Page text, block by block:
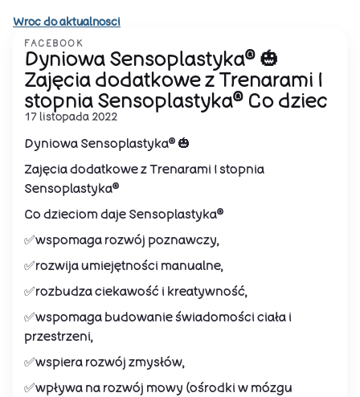
Wroc do aktualnosci
FACEBOOK
Dyniowa Sensoplastyka® 🎃
Zajęcia dodatkowe z Trenarami I
stopnia Sensoplastyka® Co dziec
17 listopada 2022
Dyniowa Sensoplastyka® 🎃
Zajęcia dodatkowe z Trenarami I stopnia
Sensoplastyka®
Co dzieciom daje Sensoplastyka®
✅wspomaga rozwój poznawczy,
✅rozwija umiejętności manualne,
✅rozbudza ciekawość i kreatywność,
✅wspomaga budowanie świadomości ciała i
przestrzeni,
✅wspiera rozwój zmysłów,
✅wpływa na rozwój mowy (ośrodki w mózgu